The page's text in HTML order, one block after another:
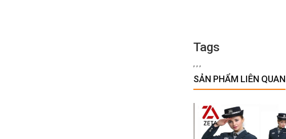
Tags
, , ,
SẢN PHẨM LIÊN QUAN